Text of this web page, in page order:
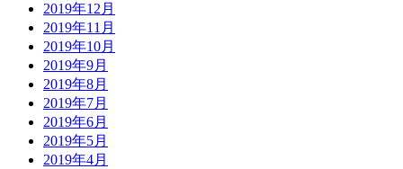
2019年12月
2019年11月
2019年10月
2019年9月
2019年8月
2019年7月
2019年6月
2019年5月
2019年4月